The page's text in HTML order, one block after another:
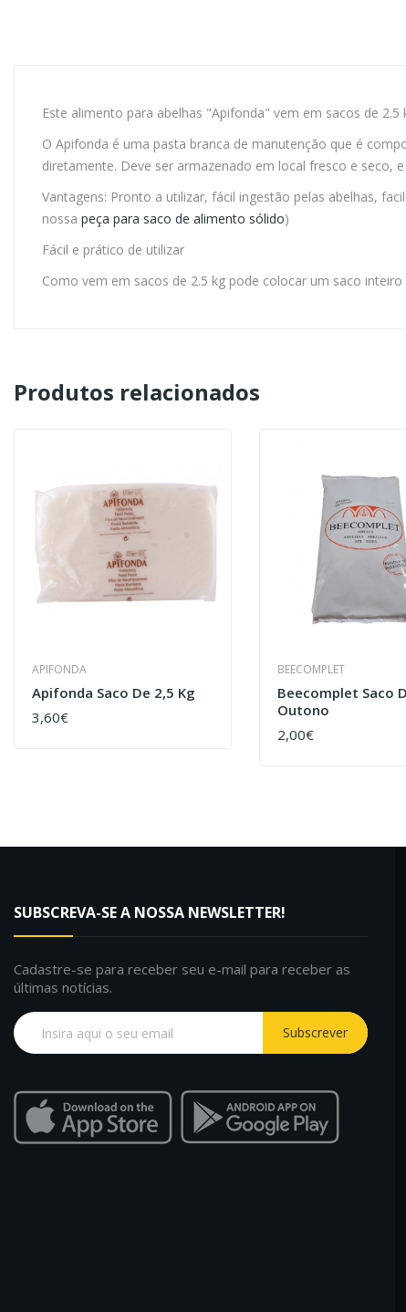
Este alimento para abelhas "Apifonda" vem em sacos de 2.5
O Apifonda é uma pasta branca de manutenção que é
diretamente. Deve ser armazenado em local fresco e seco,
Vantagens: Pronto a utilizar, fácil ingestão pelas abelhas,
nossa peça para saco de alimento sólido)
Fácil e prático de utilizar
Como vem em sacos de 2.5 kg pode colocar um saco
Produtos relacionados
APIFONDA
Apifonda Saco De 2,5 Kg
3,60€
COMPRAR
BEECOMPLET
Beecomplet Saco
Outono
2,00€
COMPRAR
SUBSCREVA-SE A NOSSA NEWSLETTER!
Cadastre-se para receber seu e-mail para receber as
últimas notícias.
Subscrever